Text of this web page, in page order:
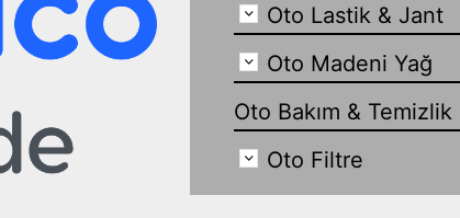
Oto Lastik & Jant
Oto Madeni Yağ
Oto Bakım & Temizlik
Oto Filtre